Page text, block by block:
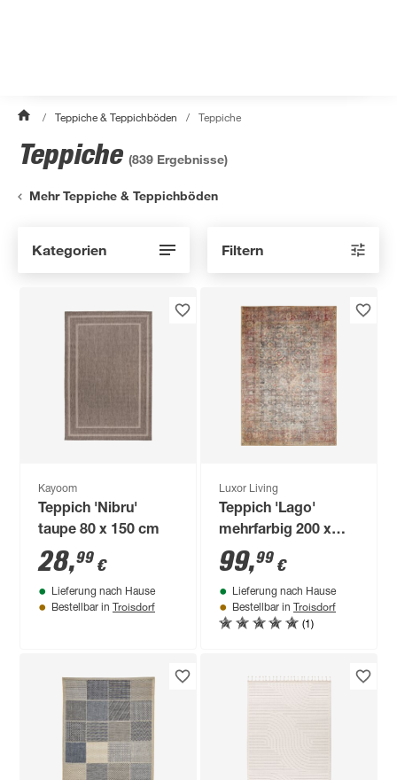
/ Teppiche & Teppichböden / Teppiche
Teppiche (839 Ergebnisse)
Mehr Teppiche & Teppichböden
Kategorien Filtern
Kayoom
Teppich 'Nibru'
taupe 80 x 150 cm
28,99 €
Lieferung nach Hause
Bestellbar in Troisdorf
Luxor Living
Teppich 'Lago'
mehrfarbig 200 x
290 cm
99,99 €
Lieferung nach Hause
Bestellbar in Troisdorf
(1)